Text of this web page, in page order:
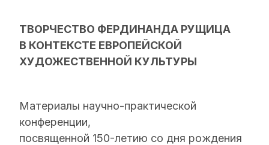
ТВОРЧЕСТВО ФЕРДИНАНДА РУЩИЦА
В КОНТЕКСТЕ ЕВРОПЕЙСКОЙ
ХУДОЖЕСТВЕННОЙ КУЛЬТУРЫ
Материалы научно-практической
конференции,
посвященной 150-летию со дня рождения